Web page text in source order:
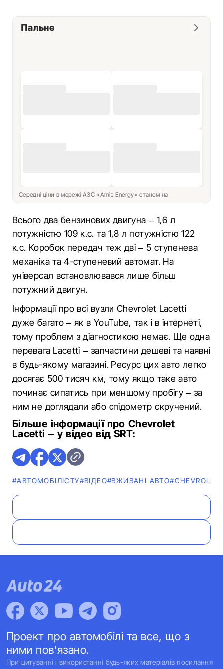
Пальне
Середні ціни в мережі АЗС «Amic Energy» станом на
Всього два бензинових двигуна – 1,6 л
потужністю 109 к.с. та 1,8 л потужністю 122
к.с. Коробок передач теж дві – 5 ступенева
механіка та 4-ступеневий автомат. На
універсал встановлювався лише більш
потужний двигун.
Інформації про всі вузли Chevrolet Lacetti
дуже багато – як в YouTube, так і в інтернеті,
тому проблем з діагностикою немає. Ще одна
перевага Lacetti – запчастини дешеві та наявні
в будь-якому магазині. Ресурс цих авто легко
досягає 500 тисяч км, тому якщо таке авто
починає сипатись при меншому пробігу – за
ним не доглядали або спідометр скручений.
Більше інформації про Chevrolet
Lacetti – у відео від SRT:
#АВТОМОБІЛІСТУ#ВІДЕО#ВЖИВАНІ АВТО#CHEVROLET
Проект про автомобілі та все, що з
ними пов'язано.
При цитуванні і використанні будь-яких матеріалів посилання